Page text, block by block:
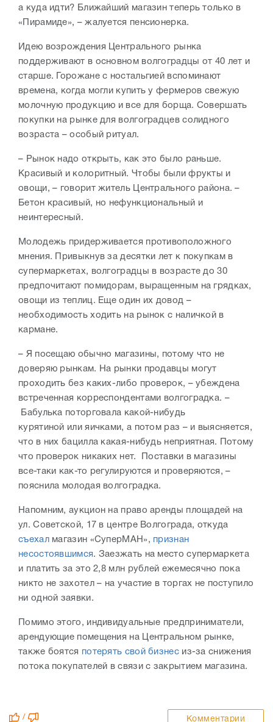
а куда идти? Ближайший магазин теперь только в
«Пирамиде», – жалуется пенсионерка.
Идею возрождения Центрального рынка
поддерживают в основном волгоградцы от 40 лет и
старше. Горожане с ностальгией вспоминают
времена, когда могли купить у фермеров свежую
молочную продукцию и все для борща. Совершать
покупки на рынке для волгоградцев солидного
возраста – особый ритуал.
– Рынок надо открыть, как это было раньше.
Красивый и колоритный. Чтобы были фрукты и
овощи, – говорит житель Центрального района. –
Бетон красивый, но нефункциональный и
неинтересный.
Молодежь придерживается противоположного
мнения. Привыкнув за десятки лет к покупкам в
супермаркетах, волгоградцы в возрасте до 30
предпочитают помидорам, выращенным на грядках,
овощи из теплиц. Еще один их довод –
необходимость ходить на рынок с наличкой в
кармане.
– Я посещаю обычно магазины, потому что не
доверяю рынкам. На рынки продавцы могут
проходить без каких-либо проверок, – убеждена
встреченная корреспондентами волгоградка. –
Бабулька поторговала какой-нибудь
курятиной илияичками, а потом раз – и выясняется,
что в них бацилла какая-нибудь неприятная. Потому
что проверок никаких нет.
Поставки в магазины
все-таки как-то регулируются и проверяются , –
пояснила молодая волгоградка.
Напомним, аукцион на право аренды площадей на
ул. Советской, 17 в центре Волгограда, откуда
съехалмагазин «СуперМАН», признан
несостоявшимся. Заезжать на место супермаркета
и платить за это 2,8 млн рублей ежемесячно пока
никто не захотел – на участие в торгах не поступило
ни одной заявки.
Помимо этого, индивидуальные предприниматели,
арендующие помещения на Центральном рынке,
также боятся потерять свой бизнесиз-за снижения
потока покупателей в связи с закрытием магазина.
/ Комментарии